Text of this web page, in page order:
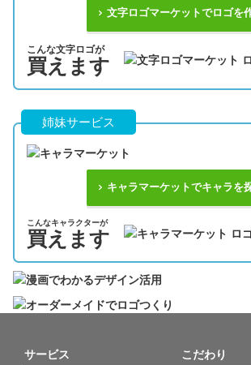
文字ロゴマーケットでロゴを
こんな文字ロゴが
買えます
姉妹サービス
キャラマーケットでキャラを
こんなキャラクターが
買えます
サービス こだわり